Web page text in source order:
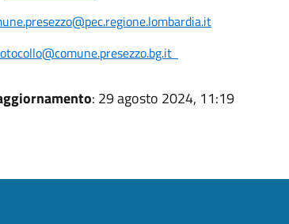
: 29 agosto 2024, 11:19